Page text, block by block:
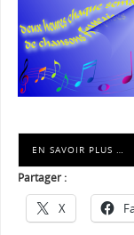
EN SAVOIR PLUS …
Partager :
X